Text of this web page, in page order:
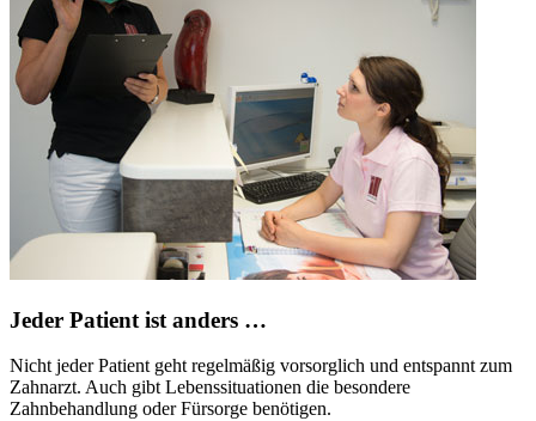
Jeder Patient ist anders …
Nicht jeder Patient geht regelmäßig vorsorglich und entspannt zum
Zahnarzt. Auch gibt Lebenssituationen die besondere
Zahnbehandlung oder Fürsorge benötigen.